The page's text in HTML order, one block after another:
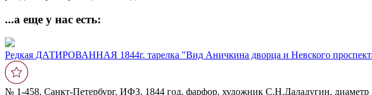
...а еще у нас есть:
Редкая ДАТИРОВАННАЯ 1844г. тарелка "Вид Аничкина дворца и Невского
№ 1-458, Санкт-Петербург, ИФЗ, 1844 год, фарфор, художник С.Н.Даладугин, диаметр